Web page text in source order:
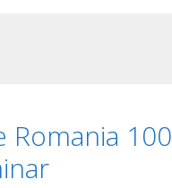
Romania 100